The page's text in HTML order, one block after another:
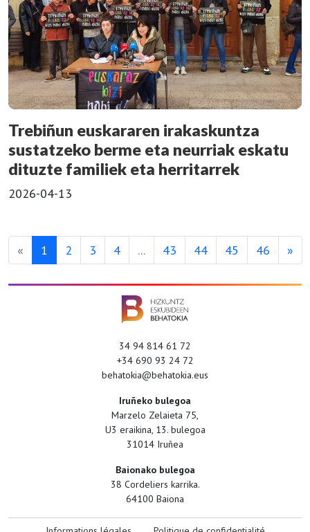
Trebiñun euskararen irakaskuntza
sustatzeko berme eta neurriak eskatu
dituzte familiek eta herritarrek
2026-04-13
« 1 2 3 4 ... 43 44 45 46 »
34 94 814 61 72
+34 690 93 24 72
behatokia@behatokia.eus
Iruñeko bulegoa
Marzelo Zelaieta 75,
U3 eraikina, 13. bulegoa
31014 Iruñea
Baionako bulegoa
38 Cordeliers karrika.
64100 Baiona